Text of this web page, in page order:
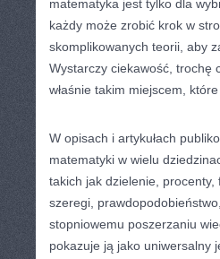
matematyka jest tylko dla
każdy może zrobić krok w
skomplikowanych teorii, aby
Wystarczy ciekawość, trochę
właśnie takim miejscem,
W opisach i artykułach
matematyki w wielu
takich jak dzielenie,
szeregi,
stopniowemu poszerzaniu
pokazuje ją jako uniwersalny